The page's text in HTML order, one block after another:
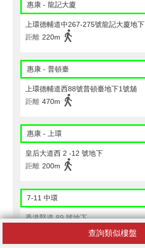
查詢類似樓盤
惠康 - 龍記大廈
上環德輔道中267-275號龍記大廈地下
距離 220m
惠康 - 普頓臺
上環德輔道西88號普頓臺地下1號舖
距離 470m
惠康 - 上環
皇后大道西 2 -12 號地下
距離 200m
7-11 中環
香港堅道 89 號地下